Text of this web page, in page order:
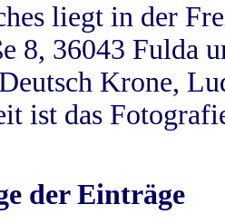
liegt in der
8, 36043 Fulda
Krone,
ist das
der Einträge